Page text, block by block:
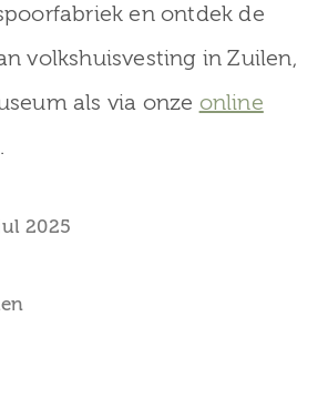
en ontdek de
volkshuisvesting in Zuilen,
als via onze online
.
2025